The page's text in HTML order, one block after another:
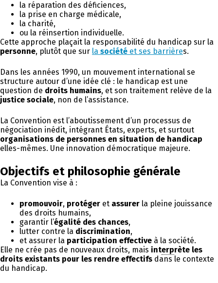
la réparation des déficiences,
la prise en charge médicale,
la charité,
ou la réinsertion individuelle.
Cette approche plaçait la responsabilité du handicap sur la
personne, plutôt que sur la société et ses barrières.
Dans les années 1990, un mouvement international se
structure autour d’une idée clé : le handicap est une
question de droits humains, et son traitement relève de la
justice sociale, non de l’assistance.
La Convention est l’aboutissement d’un processus de
négociation inédit, intégrant États, experts, et surtout
organisations de personnes en situation de handicap
elles-mêmes. Une innovation démocratique majeure.
Objectifs et philosophie générale
La Convention vise à :
promouvoir, protéger et assurer la pleine jouissance
des droits humains,
garantir l’égalité des chances,
lutter contre la discrimination,
et assurer la participation effective à la société.
Elle ne crée pas de nouveaux droits, mais interprète les
droits existants pour les rendre effectifs dans le contexte
du handicap.